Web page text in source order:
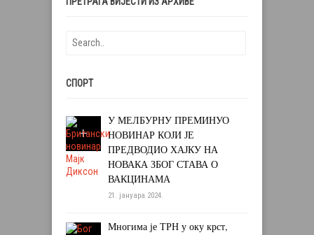
СПОРТ
У МЕЛБУРНУ ПРЕМИНУО
НОВИНАР КОЈИ ЈЕ
ПРЕДВОДИО ХАЈКУ НА
НОВАКА ЗБОГ СТАВА О
ВАКЦИНАМА
21. јануара 2024.
Многима је ТРН у оку крст,